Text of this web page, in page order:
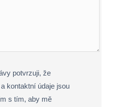
potvrzuji, že
kontaktní údaje jsou
s tím, aby mě